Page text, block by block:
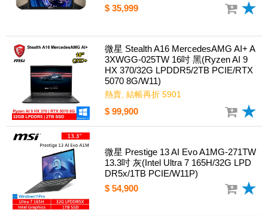
$ 35,999
微星 Stealth A16 MercedesAMG AI+ A
3XWGG-025TW 16吋 黑(Ryzen AI 9
HX 370/32G LPDDR5/2TB PCIE/RTX
5070 8G/W11)
熱賣, 結帳再折 5901
$ 99,900
微星 Prestige 13 AI Evo A1MG-271TW
13.3吋 灰(Intel Ultra 7 165H/32G LPD
DR5x/1TB PCIE/W11P)
$ 54,900